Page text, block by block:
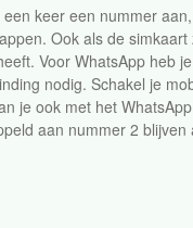
keer een nummer
Ook als de
Voor WhatsApp heb
nodig. Schakel je
je ook met het
aan nummer 2 blijven